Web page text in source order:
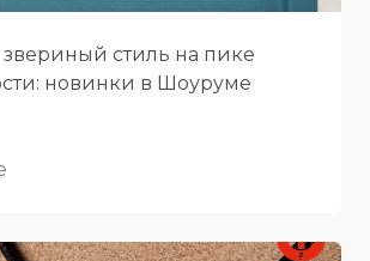
стиль на пике
новинки в Шоуруме